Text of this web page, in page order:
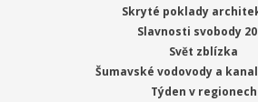
Skryté poklady
Slavnosti svobody
Svět zblízka
Šumavské vodovody a
Týden v regionech